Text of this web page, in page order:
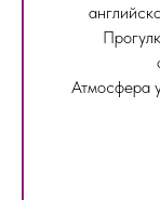
Атмосфера